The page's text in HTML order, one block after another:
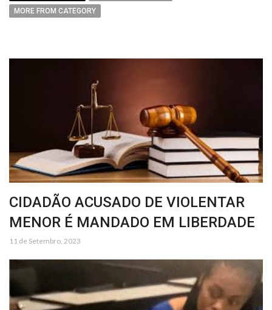
MORE FROM CATEGORY
CIDADÃO ACUSADO DE VIOLENTAR
MENOR É MANDADO EM LIBERDADE
11 de Setembro, 2023